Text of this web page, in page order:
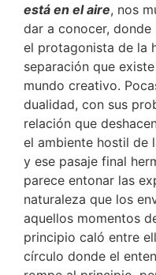
está en el aire, nos
dar a conocer,
el protagonista de la
separación que
mundo creativo.
dualidad, con sus
relación que
el ambiente hostil de
y ese pasaje final
parece entonar las
naturaleza que los
aquellos momentos
principio caló entre
círculo donde el